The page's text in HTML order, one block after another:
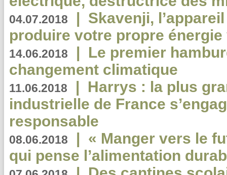
04.07.2018 | Skavenji,
produire votre propre
14.06.2018 | Le premier
changement climatique
11.06.2018 | Harrys : la plus
industrielle de France
responsable
08.06.2018 | « Manger vers le
qui pense l’alimentation